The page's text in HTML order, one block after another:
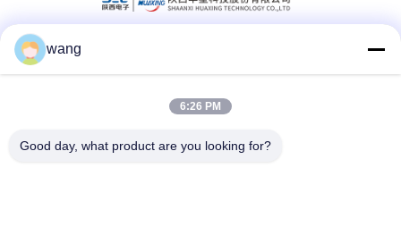
소셜 미디어
빠른 연락
wang
6:26 PM
Good day, what product are you looking for?